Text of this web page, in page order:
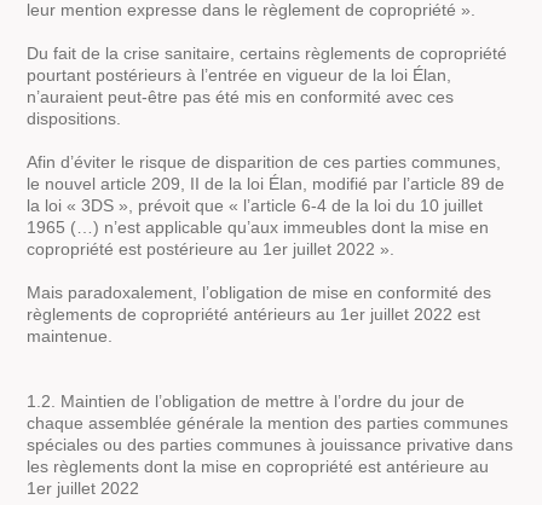
leur mention expresse dans le règlement de copropriété ».
Du fait de la crise sanitaire, certains règlements de copropriété
pourtant postérieurs à l’entrée en vigueur de la loi Élan,
n’auraient peut-être pas été mis en conformité avec ces
dispositions.
Afin d’éviter le risque de disparition de ces parties communes,
le nouvel article 209, II de la loi Élan, modifié par l’article 89 de
la loi « 3DS », prévoit que « l’article 6-4 de la loi du 10 juillet
1965 (…) n’est applicable qu’aux immeubles dont la mise en
copropriété est postérieure au 1er juillet 2022 ».
Mais paradoxalement, l’obligation de mise en conformité des
règlements de copropriété antérieurs au 1er juillet 2022 est
maintenue.
1.2. Maintien de l’obligation de mettre à l’ordre du jour de
chaque assemblée générale la mention des parties communes
spéciales ou des parties communes à jouissance privative dans
les règlements dont la mise en copropriété est antérieure au
1er juillet 2022